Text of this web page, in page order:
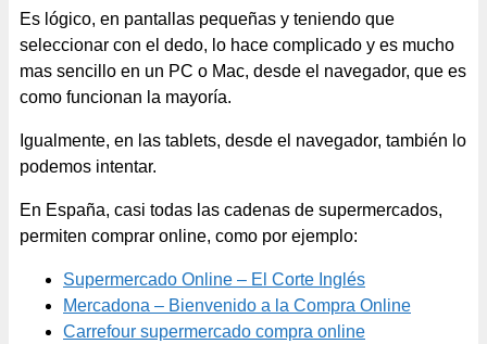
Es lógico, en pantallas pequeñas y teniendo que
seleccionar con el dedo, lo hace complicado y es mucho
mas sencillo en un PC o Mac, desde el navegador, que es
como funcionan la mayoría.
Igualmente, en las tablets, desde el navegador, también lo
podemos intentar.
En España, casi todas las cadenas de supermercados,
permiten comprar online, como por ejemplo:
Supermercado Online – El Corte Inglés
Mercadona – Bienvenido a la Compra Online
Carrefour supermercado compra online